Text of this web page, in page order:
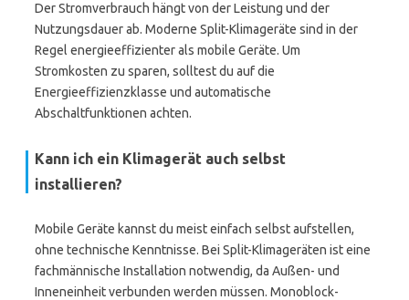
Der Stromverbrauch hängt von der Leistung und der
Nutzungsdauer ab. Moderne Split-Klimageräte sind in der
Regel energieeffizienter als mobile Geräte. Um
Stromkosten zu sparen, solltest du auf die
Energieeffizienzklasse und automatische
Abschaltfunktionen achten.
Kann ich ein Klimagerät auch selbst
installieren?
Mobile Geräte kannst du meist einfach selbst aufstellen,
ohne technische Kenntnisse. Bei Split-Klimageräten ist eine
fachmännische Installation notwendig, da Außen- und
Inneneinheit verbunden werden müssen. Monoblock-